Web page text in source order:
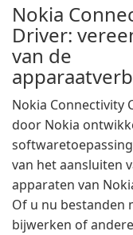
Nokia
Driver:
van de
Nokia Connectivity
door Nokia
van het aansluiten
apparaten van
Of u nu bestanden
bijwerken of